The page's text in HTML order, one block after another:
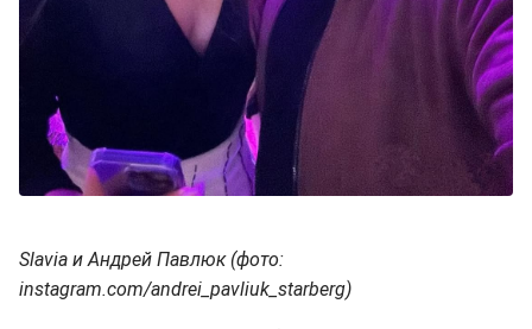
Slavia и Андрей Павлюк (фото:
instagram.com/andrei_pavliuk_starberg)